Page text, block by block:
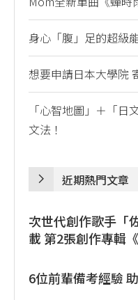
身心「腹」足的超
想要申請日本大學院
「心智地圖」＋「
文法！
近期熱門文章
次世代創作歌手「
載 第2張創作專輯
6位前輩備考經驗